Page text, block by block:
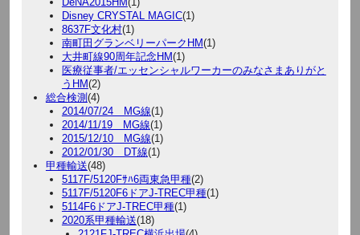
Disney CRYSTAL MAGIC(1)
8637F文化村(1)
南町田グランベリーパークHM(1)
大井町線90周年記念HM(1)
医療従事者/エッセンシャルワーカーのみなさまありがと
うHM(2)
総合検測 (4)
2014/07/24 MG線(1)
2014/11/19 MG線(1)
2015/12/10 MG線(1)
2012/01/30 DT線(1)
甲種輸送(48)
5117F/5120Fｻﾊ6両東急甲種(2)
5117F/5120F6ドアJ-TREC甲種(1)
5114F6ドアJ-TREC甲種(1)
2020系甲種輸送(18)